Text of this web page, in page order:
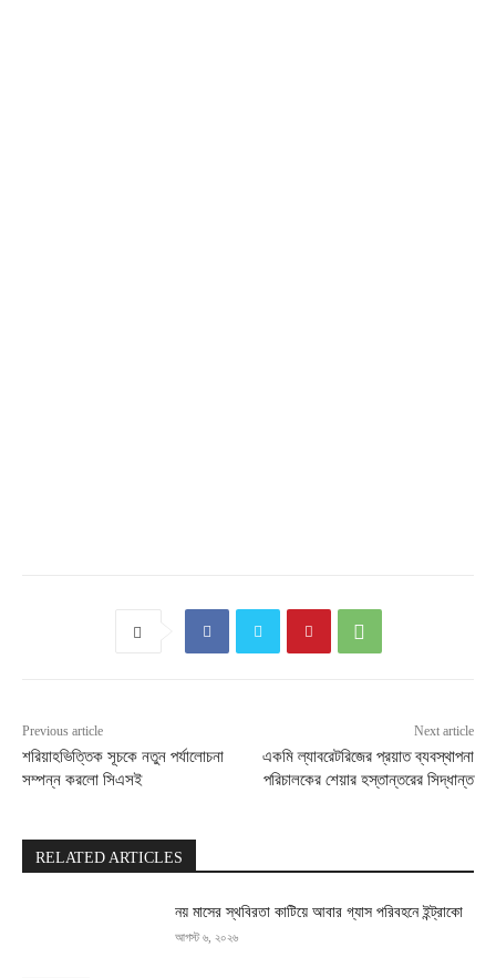
Previous article
শরিয়াহভিত্তিক সূচকে নতুন পর্যালোচনা
সম্পন্ন করলো সিএসই
Next article
একমি ল্যাবরেটরিজের প্রয়াত ব্যবস্থাপনা
পরিচালকের শেয়ার হস্তান্তরের সিদ্ধান্ত
RELATED ARTICLES
নয় মাসের স্থবিরতা কাটিয়ে আবার গ্যাস পরিবহনে ইন্ট্রাকো
আগস্ট ৬, ২০২৬